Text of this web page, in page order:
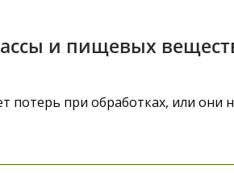
и пищевых
потерь при обработках, или они